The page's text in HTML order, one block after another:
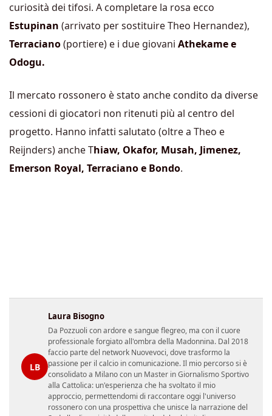
curiosità dei tifosi. A completare la rosa ecco
Estupinan (arrivato per sostituire Theo Hernandez),
Terraciano(portiere) e i due giovani Athekame e
Odogu.
Il mercato rossonero è stato anche condito da diverse
cessioni di giocatori non ritenuti più al centro del
progetto. Hanno infatti salutato (oltre a Theo e
Reijnders) anche Thiaw, Okafor, Musah, Jimenez,
Emerson Royal, Terraciano e Bondo.
LB
Laura Bisogno
Da Pozzuoli con ardore e sangue flegreo, ma con il cuore
professionale forgiato all'ombra della Madonnina. Dal 2018
faccio parte del network Nuovevoci, dove trasformo la
passione per il calcio in comunicazione. Il mio percorso si è
consolidato a Milano con un Master in Giornalismo Sportivo
alla Cattolica: un'esperienza che ha svoltato il mio
approccio, permettendomi di raccontare oggi l'universo
rossonero con una prospettiva che unisce la narrazione del